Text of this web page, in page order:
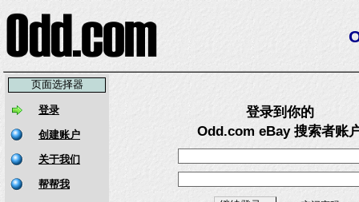
页面选择器
登录到你的
Odd.com eBay 搜索者账